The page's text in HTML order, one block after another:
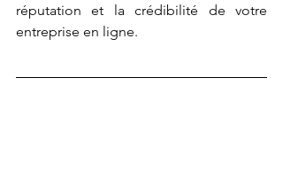
réputation et la crédibilité de votre
entreprise en ligne.